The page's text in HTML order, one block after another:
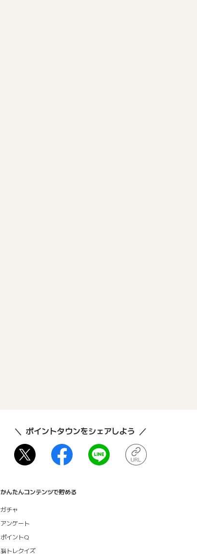
ポイントタウンをシェアしよう
かんたんコンテンツで貯める
ガチャ
アンケート
ポイントQ
脳トレクイズ